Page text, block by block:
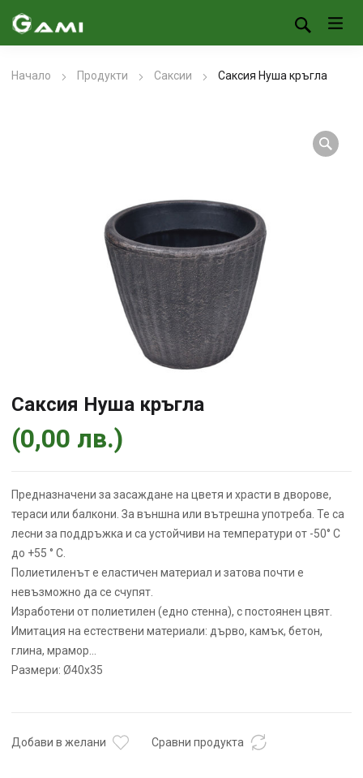
Начало Продукти Саксии Саксия Нуша кръгла
Саксия Нуша кръгла
(0,00 лв.)
Предназначени за засаждане на цветя и храсти в дворове,
тераси или балкони. За външна или вътрешна употреба. Те са
лесни за поддръжка и са устойчиви на температури от -50° C
до +55 ° C.
Полиетиленът е еластичен материал и затова почти е
невъзможно да се счупят.
Изработени от полиетилен (едно стенна), с постоянен цвят.
Имитация на естествени материали: дърво, камък, бетон,
глина, мрамор…
Размери: Ø40х35
Добави в желани Сравни продукта